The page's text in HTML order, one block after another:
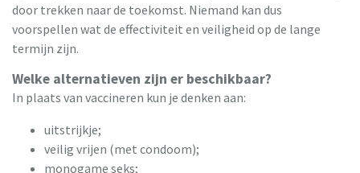
door trekken naar de toekomst. Niemand kan dus
voorspellen wat de effectiviteit en veiligheid op de lange
termijn zijn.
Welke alternatieven zijn er beschikbaar?
In plaats van vaccineren kun je denken aan:
uitstrijkje;
veilig vrijen (met condoom);
monogame seks;